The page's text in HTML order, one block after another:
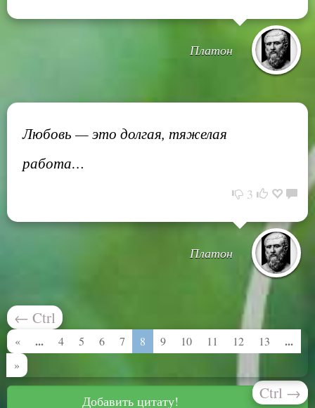
Платон
Любовь — это долгая, тяжелая
работа…
3
Платон
← Ctrl
« ... 4 5 6 7 8 9 10 11 12 13 ...
»
Ctrl →
Добавить цитату!